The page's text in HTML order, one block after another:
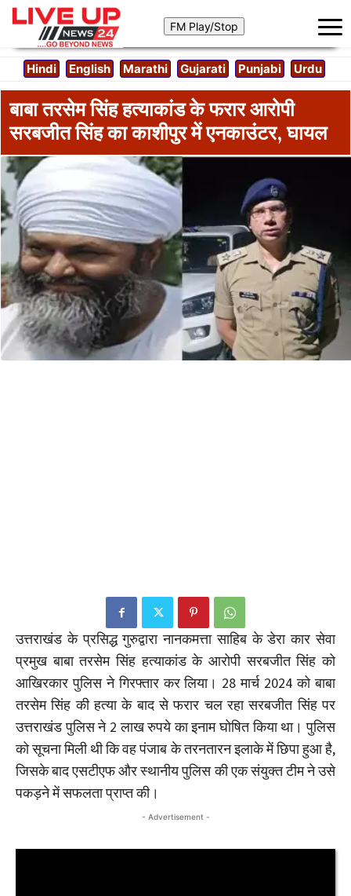
Hindi English Marathi Gujarati Punjabi Urdu
बाबा तरसेम सिंह हत्याकांड के फरार आरोपी
सरबजीत सिंह का काशीपुर में एनकाउंटर, घायल
उत्तराखंड के प्रसिद्ध गुरुद्वारा नानकमत्ता साहिब के डेरा कार सेवा
प्रमुख बाबा तरसेम सिंह हत्याकांड के आरोपी सरबजीत सिंह को
आखिरकार पुलिस ने गिरफ्तार कर लिया। 28 मार्च 2024 को बाबा
तरसेम सिंह की हत्या के बाद से फरार चल रहा सरबजीत सिंह पर
उत्तराखंड पुलिस ने 2 लाख रुपये का इनाम घोषित किया था। पुलिस
को सूचना मिली थी कि वह पंजाब के तरनतारन इलाके में छिपा हुआ है,
जिसके बाद एसटीएफ और स्थानीय पुलिस की एक संयुक्त टीम ने उसे
पकड़ने में सफलता प्राप्त की।
- Advertisement -